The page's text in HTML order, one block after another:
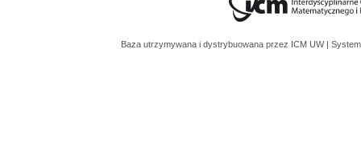
Baza utrzymywana i dystrybuowana przez ICM UW |